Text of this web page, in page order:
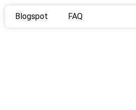
Blogspot FAQ